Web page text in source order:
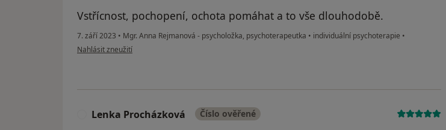
Vstřícnost, pochopení, ochota pomáhat a to vše dlouhodobě.
7. září 2023 • Mgr. Anna Rejmanová - psycholožka, psychoterapeutka • individuální psychoterapie •
podle názoru uživatele LJ
Nahlásit zneužití
Lenka Procházková Číslo ověřené